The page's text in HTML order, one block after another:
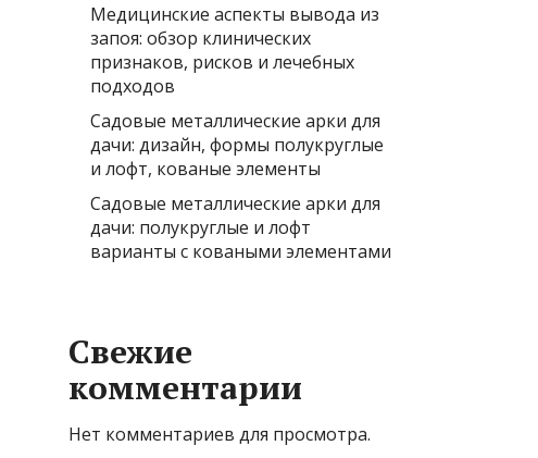
Медицинские аспекты вывода из
запоя: обзор клинических
признаков, рисков и лечебных
подходов
Садовые металлические арки для
дачи: дизайн, формы полукруглые
и лофт, кованые элементы
Садовые металлические арки для
дачи: полукруглые и лофт
варианты с коваными элементами
Свежие
комментарии
Нет комментариев для просмотра.